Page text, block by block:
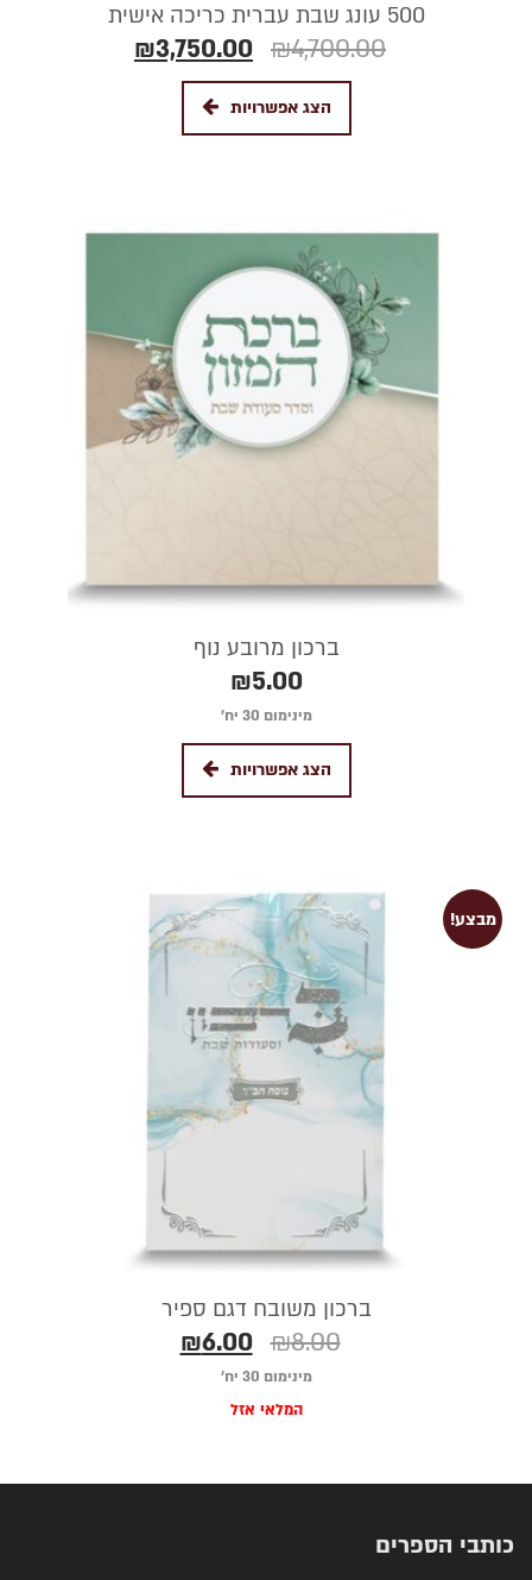
500 עונג שבת עברית כריכה אישית
₪4,700.00
₪3,750.00
הצג אפשרויות
ברכון מרובע נוף
₪5.00
מינימום 30 יח׳
הצג אפשרויות
מבצע!
ברכון משובח דגם ספיר
₪8.00
₪6.00
מינימום 30 יח׳
המלאי אזל
כותבי הספרים